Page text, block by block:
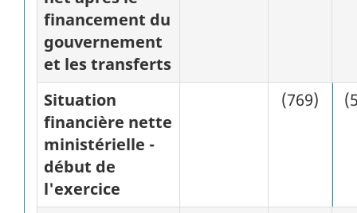
financement du
gouvernement
et les transferts
Situation
financière nette
ministérielle -
début de
l'exercice
(769)